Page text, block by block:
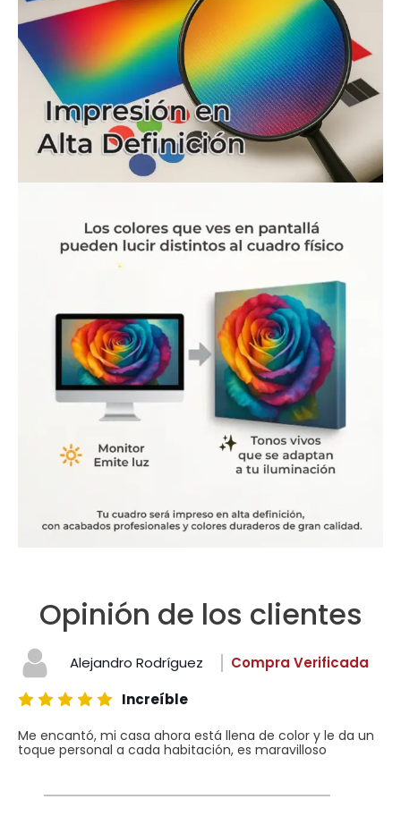
Opinión de los clientes
Alejandro Rodríguez
Compra Verificada
Increíble
Me encantó, mi casa ahora está llena de color y le da un
toque personal a cada habitación, es maravilloso